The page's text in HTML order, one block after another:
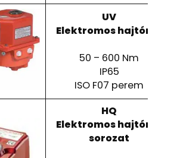
UV
Elektromos hajtómű
50 – 600 Nm
IP65
ISO F07 perem
HQ
Elektromos hajtómű
sorozat